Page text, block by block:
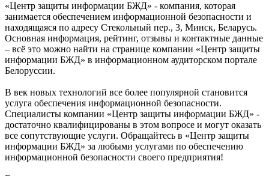
«Центр защиты информации БЖД» - компания, которая
занимается обеспечением информационной безопасности и
находящаяся по адресу Стекольный пер., 3, Минск, Беларусь.
Основная информация, рейтинг, отзывы и контактные данные
– всё это можно найти на странице компании «Центр защиты
информации БЖД» в информационном аудиторском портале
Белоруссии.
В век новых технологий все более популярной становится
услуга обеспечения информационной безопасности.
Специалисты компании «Центр защиты информации БЖД» -
достаточно квалифицированы в этом вопросе и могут оказать
все сопутствующие услуги. Обращайтесь в «Центр защиты
информации БЖД» за любыми услугами по обеспечению
информационной безопасности своего предприятия!